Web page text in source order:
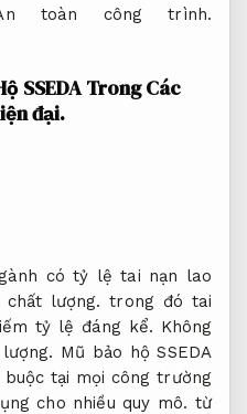
toàn công trình.
SSEDA Trong Các
đại.
có tỷ lệ tai nạn lao
lượng. trong đó tai
tỷ lệ đáng kể. Không
Mũ bảo hộ SSEDA
tại mọi công trường
cho nhiều quy mô. từ